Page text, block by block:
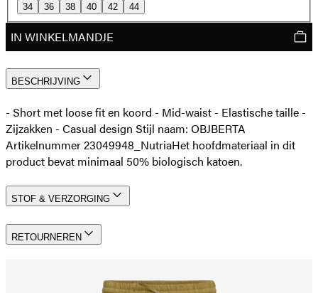
34 36 38 40 42 44
IN WINKELMANDJE
BESCHRIJVING
- Short met loose fit en koord - Mid-waist - Elastische taille -
Zijzakken - Casual design Stijl naam: OBJBERTA
Artikelnummer 23049948_NutriaHet hoofdmateriaal in dit
product bevat minimaal 50% biologisch katoen.
STOF & VERZORGING
RETOURNEREN